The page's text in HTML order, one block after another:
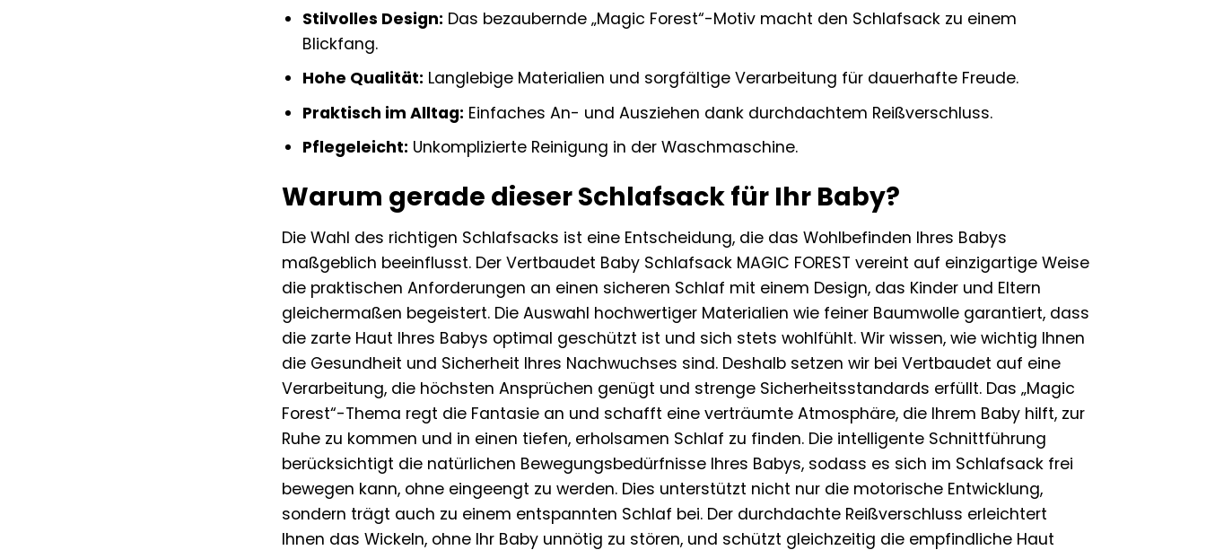
Stilvolles Design: Das bezaubernde „Magic Forest“-Motiv macht den Schlafsack zu einem
Blickfang.
Hohe Qualität: Langlebige Materialien und sorgfältige Verarbeitung für dauerhafte Freude.
Praktisch im Alltag: Einfaches An- und Ausziehen dank durchdachtem Reißverschluss.
Pflegeleicht: Unkomplizierte Reinigung in der Waschmaschine.
Warum gerade dieser Schlafsack für Ihr Baby?
Die Wahl des richtigen Schlafsacks ist eine Entscheidung, die das Wohlbefinden Ihres Babys
maßgeblich beeinflusst. Der Vertbaudet Baby Schlafsack MAGIC FOREST vereint auf einzigartige Weise
die praktischen Anforderungen an einen sicheren Schlaf mit einem Design, das Kinder und Eltern
gleichermaßen begeistert. Die Auswahl hochwertiger Materialien wie feiner Baumwolle garantiert, dass
die zarte Haut Ihres Babys optimal geschützt ist und sich stets wohlfühlt. Wir wissen, wie wichtig Ihnen
die Gesundheit und Sicherheit Ihres Nachwuchses sind. Deshalb setzen wir bei Vertbaudet auf eine
Verarbeitung, die höchsten Ansprüchen genügt und strenge Sicherheitsstandards erfüllt. Das „Magic
Forest“-Thema regt die Fantasie an und schafft eine verträumte Atmosphäre, die Ihrem Baby hilft, zur
Ruhe zu kommen und in einen tiefen, erholsamen Schlaf zu finden. Die intelligente Schnittführung
berücksichtigt die natürlichen Bewegungsbedürfnisse Ihres Babys, sodass es sich im Schlafsack frei
bewegen kann, ohne eingeengt zu werden. Dies unterstützt nicht nur die motorische Entwicklung,
sondern trägt auch zu einem entspannten Schlaf bei. Der durchdachte Reißverschluss erleichtert
Ihnen das Wickeln, ohne Ihr Baby unnötig zu stören, und schützt gleichzeitig die empfindliche Haut